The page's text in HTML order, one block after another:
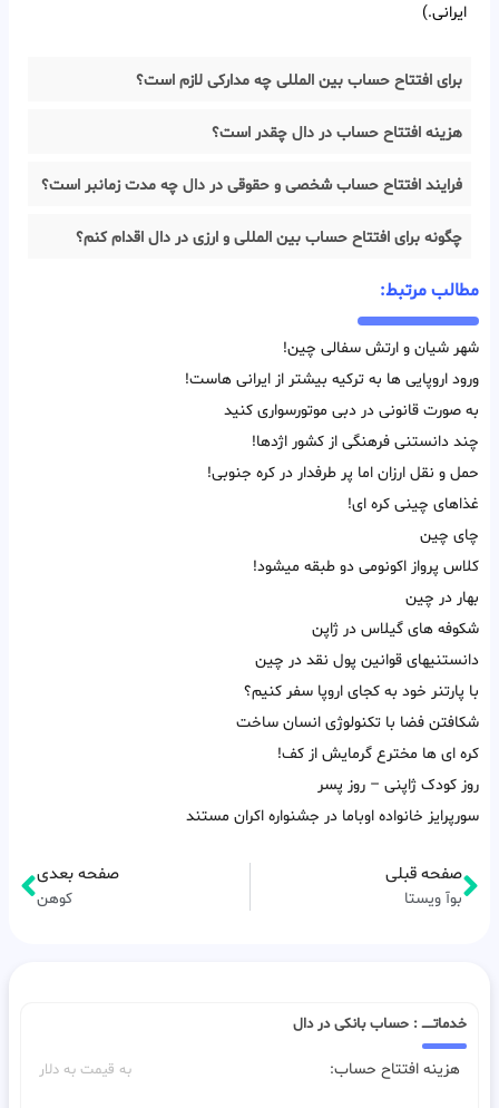
ایرانی.)
برای افتتاح حساب بین المللی چه مدارکی لازم است؟
هزینه افتتاح حساب در دال چقدر است؟
فرایند افتتاح حساب شخصی و حقوقی در دال چه مدت زمانبر است؟
چگونه برای افتتاح حساب بین المللی و ارزی در دال اقدام کنم؟
مطالب مرتبط:
شهر شیان و ارتش سفالی چین!
ورود اروپایی ها به ترکیه بیشتر از ایرانی هاست!
به صورت قانونی در دبی موتورسواری کنید
چند دانستنی فرهنگی از کشور اژدها!
حمل و نقل ارزان اما پر طرفدار در کره جنوبی!
غذاهای چینی کره ای!
چای چین
کلاس پرواز اکونومی دو طبقه میشود!
بهار در چین
شکوفه های گیلاس در ژاپن
دانستنیهای قوانین پول نقد در چین
با پارتنر خود به کجای اروپا سفر کنیم؟
شکافتن فضا با تکنولوژی انسان ساخت
کره ای ها مخترع گرمایش از کف!
روز کودک ژاپنی – روز پسر
سورپرایز خانواده اوباما در جشنواره اکران مستند
صفحه قبلی
بوآ ویستا
صفحه بعدی
کوهن
خدماتـــــ : حساب بانکی در دال
هزینه افتتاح حساب: به قیمت به دلار